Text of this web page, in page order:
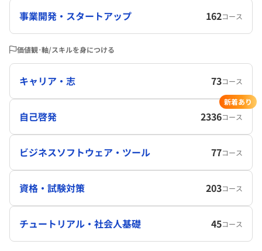
事業開発・スタートアップ 162コース
価値観･軸/スキルを身につける
キャリア・志 73コース
自己啓発 2336コース
新着あり
ビジネスソフトウェア・ツール 77コース
資格・試験対策 203コース
チュートリアル・社会人基礎 45コース